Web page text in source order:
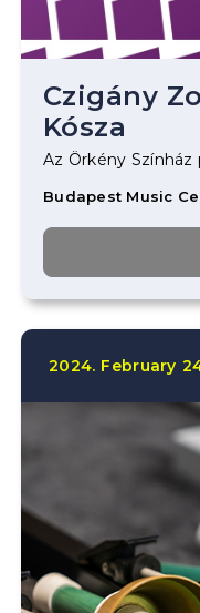
Czigány
Kósza
Az Örkény Színház
Budapest Music
2024. February